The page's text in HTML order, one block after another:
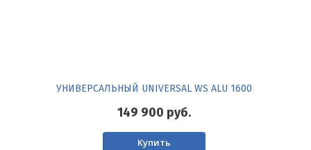
УНИВЕРСАЛЬНЫЙ UNIVERSAL WS ALU 1600
149 900 руб.
Купить